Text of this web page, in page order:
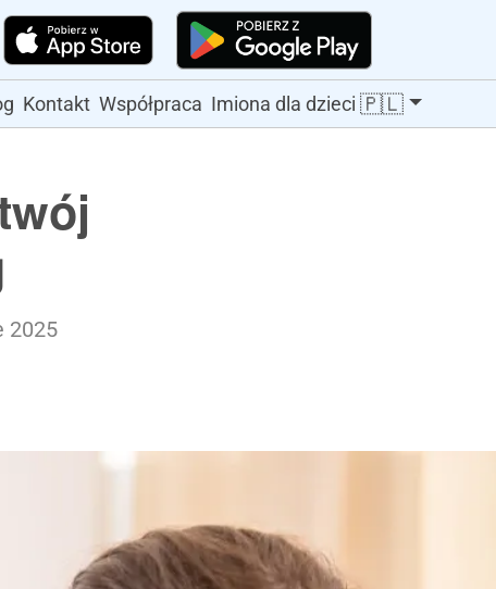
Kontakt Współpraca Imiona dla dzieci 🇵🇱
2025